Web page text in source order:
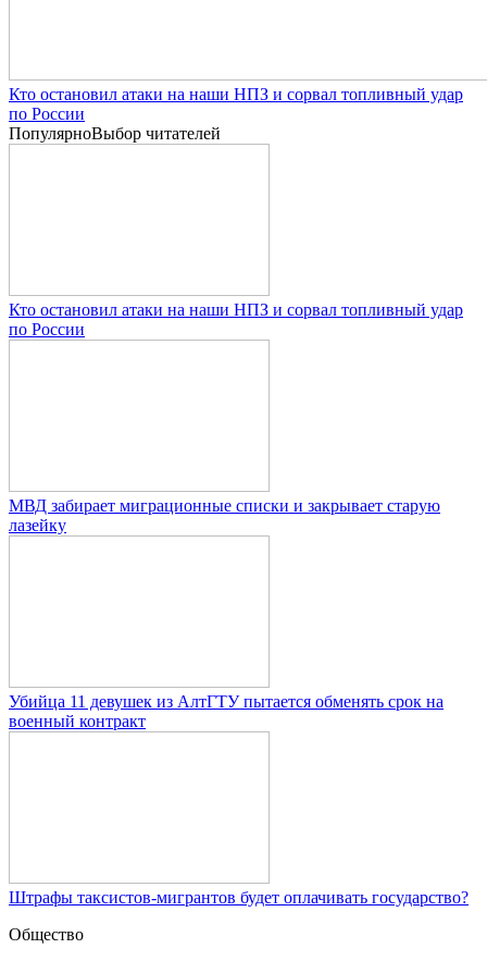
Кто остановил атаки на наши НПЗ и сорвал топливный удар
по России
ПопулярноВыбор читателей
Кто остановил атаки на наши НПЗ и сорвал топливный удар
по России
МВД забирает миграционные списки и закрывает старую
лазейку
Убийца 11 девушек из АлтГТУ пытается обменять срок на
военный контракт
Штрафы таксистов-мигрантов будет оплачивать государство?
Общество